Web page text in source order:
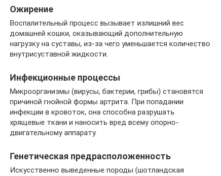
Ожирение
Воспалительный процесс вызывает излишний вес
домашней кошки, оказывающий дополнительную
нагрузку на суставы, из-за чего уменьшается количество
внутрисуставной жидкости.
Инфекционные процессы
Микроорганизмы (вирусы, бактерии, грибы) становятся
причиной гнойной формы артрита. При попадании
инфекции в кровоток, она способна разрушать
хрящевые ткани и наносить вред всему опорно-
двигательному аппарату.
Генетическая предрасположенность
Искусственно выведенные породы (шотландская